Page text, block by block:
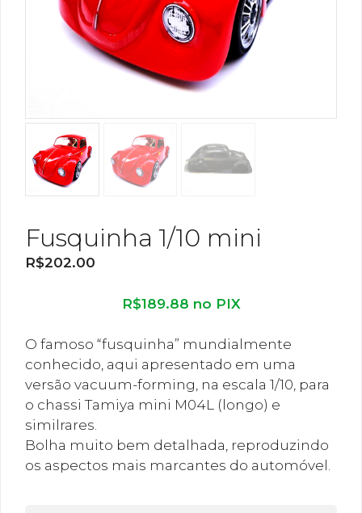
Fusquinha 1/10 mini
R$202.00
R$189.88 no PIX
O famoso “fusquinha” mundialmente
conhecido, aqui apresentado em uma
versão vacuum-forming, na escala 1/10, para
o chassi Tamiya mini M04L (longo) e
similrares.
Bolha muito bem detalhada, reproduzindo
os aspectos mais marcantes do automóvel.